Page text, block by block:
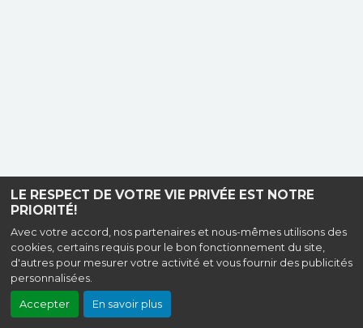
LE RESPECT DE VOTRE VIE PRIVÉE EST NOTRE
PRIORITÉ!
Avec votre accord, nos partenaires et nous-mêmes utilisons des
cookies, certains requis pour le bon fonctionnement du site,
d'autres pour mesurer votre activité et vous fournir des publicités
personnalisées.
Accepter En savoir plus